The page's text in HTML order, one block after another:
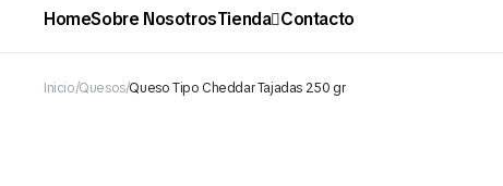
HomeSobre NosotrosTienda
Abarrotes
Contacto
Inicio Quesos Queso Tipo Cheddar Tajadas 250 gr